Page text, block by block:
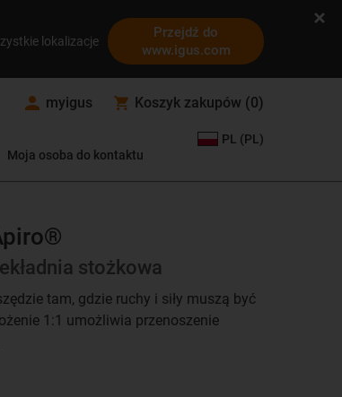
lokalizacje
Przejdź do
www.igus.com
myigus Koszyk zakupów (0)
Moja osoba do kontaktu
PL (PL)
stożkowa
tam, gdzie ruchy i siły muszą być
1:1 umożliwia przenoszenie